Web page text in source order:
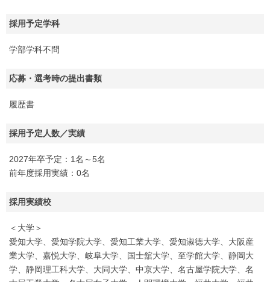
採用予定学科
学部学科不問
応募・選考時の提出書類
履歴書
採用予定人数／実績
2027年卒予定：1名～5名
前年度採用実績：0名
採用実績校
＜大学＞
愛知大学、愛知学院大学、愛知工業大学、愛知淑徳大学、大阪産
業大学、嘉悦大学、岐阜大学、国士舘大学、至学館大学、静岡大
学、静岡理工科大学、大同大学、中京大学、名古屋学院大学、名